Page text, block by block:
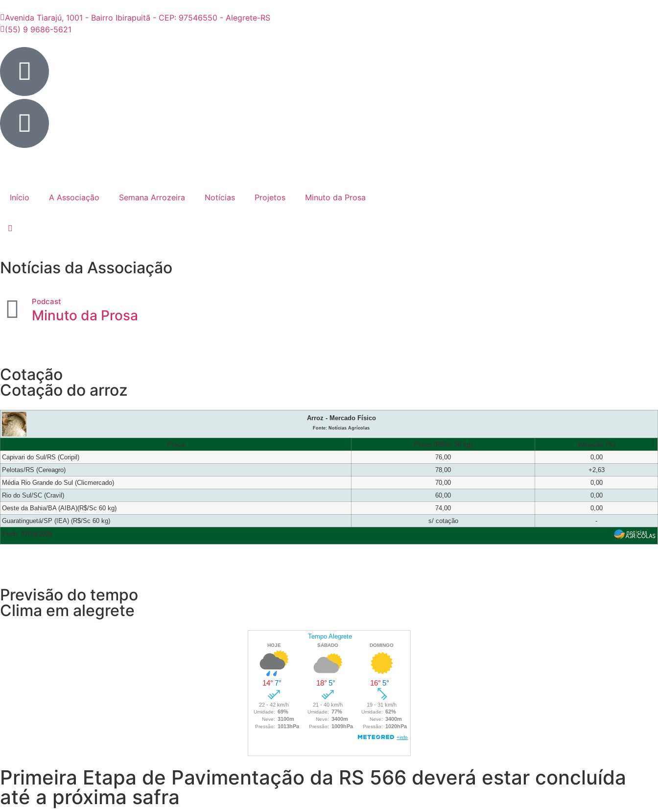
Avenida Tiarajú, 1001 - Bairro Ibirapuitã - CEP: 97546550 - Alegrete-RS
(55) 9 9686-5621
Início A Associação Semana Arrozeira Notícias Projetos Minuto da Prosa
Notícias da Associação
Podcast
Minuto da Prosa
Cotação
Cotação do arroz
Arroz - Mercado Físico
Fonte: Notícias Agrícolas
Praça Preço (R$/sc 50 kg)
Variação (%)
Capivari do Sul/RS (Coripil)
76,00
0,00
Pelotas/RS (Cereagro)
78,00
+2,63
Média Rio Grande do Sul (Clicmercado)
70,00
0,00
Rio do Sul/SC (Cravil)
60,00
0,00
Oeste da Bahia/BA (AIBA)(R$/Sc 60 kg)
74,00
0,00
Guaratinguetá/SP (IEA) (R$/Sc 60 kg)
s/ cotação
-
Fech. 07/08/2026
Previsão do tempo
Clima em alegrete
Primeira Etapa de Pavimentação da RS 566 deverá estar concluída
até a próxima safra